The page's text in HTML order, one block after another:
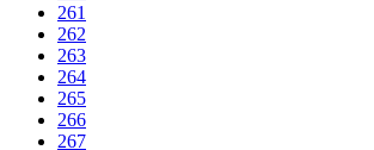
261
262
263
264
265
266
267